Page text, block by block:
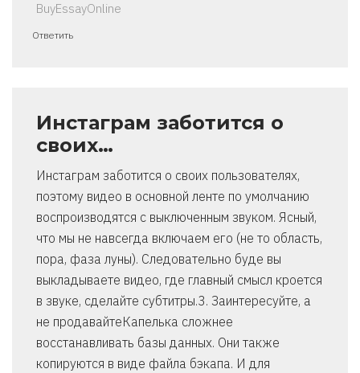
BuyEssayOnline
Ответить
Инстаграм заботится о
своих…
Инстаграм заботится о своих пользователях,
поэтому видео в основной ленте по умолчанию
воспроизводятся с выключенным звуком. Ясный,
что мы не навсегда включаем его (не то область,
пора, фаза луны). Следовательно буде вы
выкладываете видео, где главный смысл кроется
в звуке, сделайте субтитры.3. Заинтересуйте, а
не продавайтеКапелька сложнее
восстанавливать базы данных. Они также
копируются в виде файла бэкапа. И для